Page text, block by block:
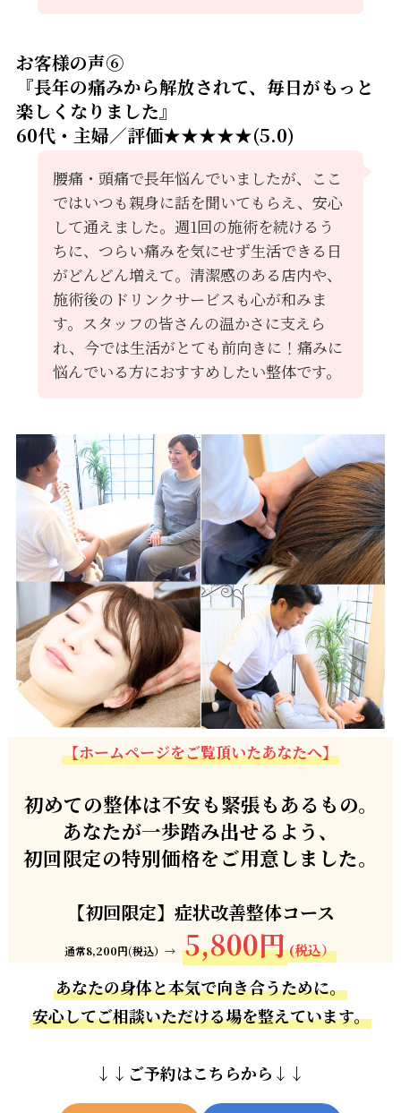
お客様の声⑥
『長年の痛みから解放されて、毎日がもっと
楽しくなりました』
60代・主婦／評価★★★★★(5.0)
腰痛・頭痛で長年悩んでいましたが、ここ
ではいつも親身に話を聞いてもらえ、安心
して通えました。週1回の施術を続けるう
ちに、つらい痛みを気にせず生活できる日
がどんどん増えて。清潔感のある店内や、
施術後のドリンクサービスも心が和みま
す。スタッフの皆さんの温かさに支えら
れ、今では生活がとても前向きに！痛みに
悩んでいる方におすすめしたい整体です。
【ホームページをご覧頂いたあなたへ】
初めての整体は不安も緊張もあるもの。
あなたが一歩踏み出せるよう、
初回限定の特別価格をご用意しました。
【初回限定】症状改善整体コース
通常8,200円(税込）→ 5,800円(税込）
あなたの身体と本気で向き合うために。
安心してご相談いただける場を整えています。
↓↓ご予約はこちらから↓↓